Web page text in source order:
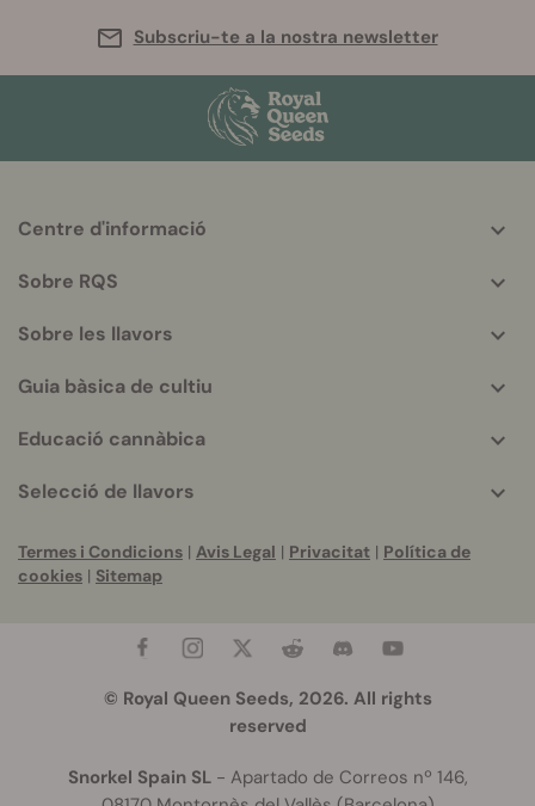
Subscriu-te a la nostra newsletter
info
Centre d'informació
Sobre RQS
Sobre les llavors
Guia bàsica de cultiu
Educació cannàbica
Selecció de llavors
Termes i Condicions | Avis Legal | Privacitat | Política de
cookies | Sitemap
© Royal Queen Seeds, 2026. All rights
reserved
Snorkel Spain SL- Apartado de Correos nº 146,